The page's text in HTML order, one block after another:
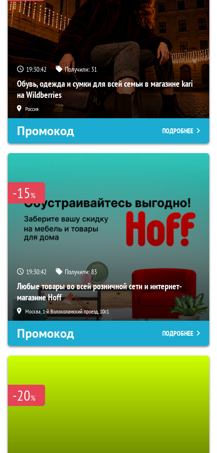
19:30:41 Получили: 31
Обувь, одежда и сумки для всей семьи в магазине kari
на Wildberries
Россия
Промокод ПОДРОБНЕЕ
-15%
19:30:41 Получили:83
Любые товары во всей розничной сети и интернет-
магазине Hoff
Москва, 1-й Волоколамский проезд, 10с1
Промокод ПОДРОБНЕЕ
-20%